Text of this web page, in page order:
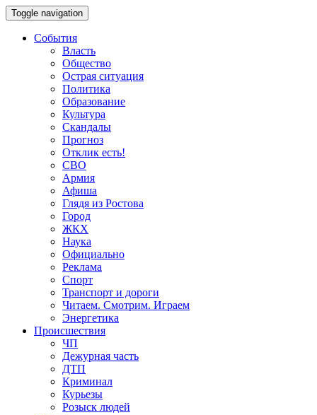
Toggle navigation
События
Власть
Общество
Острая ситуация
Политика
Образование
Культура
Скандалы
Прогноз
Отклик есть!
СВО
Армия
Афиша
Глядя из Ростова
Город
ЖКХ
Наука
Официально
Реклама
Спорт
Транспорт и дороги
Читаем. Смотрим. Играем
Энергетика
Происшествия
ЧП
Дежурная часть
ДТП
Криминал
Курьезы
Розыск людей